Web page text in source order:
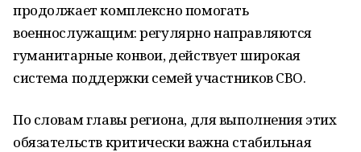
продолжает комплексно помогать
военнослужащим: регулярно направляются
гуманитарные конвои, действует широкая
система поддержки семей участников СВО.
По словам главы региона, для выполнения этих
обязательств критически важна стабильная